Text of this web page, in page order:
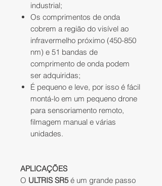
industrial;
Os comprimentos de onda
cobrem a região do visível ao
infravermelho próximo (450-850
nm) e 51 bandas de
comprimento de onda podem
ser adquiridas;
É pequeno e leve, por isso é fácil
montá-lo em um pequeno drone
para sensoriamento remoto,
filmagem manual e várias
unidades.
APLICAÇÕES
O ULTRIS SR5é um grande passo